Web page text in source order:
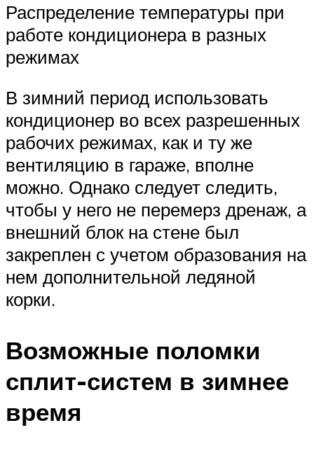
Распределение температуры при
работе кондиционера в разных
режимах
В зимний период использовать
кондиционер во всех разрешенных
рабочих режимах, как и ту же
вентиляцию в гараже, вполне
можно. Однако следует следить,
чтобы у него не перемерз дренаж, а
внешний блок на стене был
закреплен с учетом образования на
нем дополнительной ледяной
корки.
Возможные поломки
сплит-систем в зимнее
время